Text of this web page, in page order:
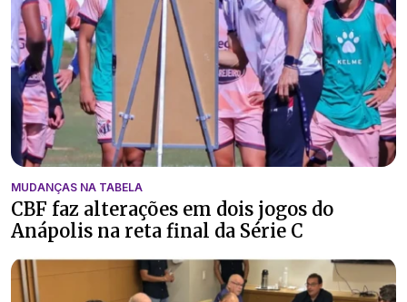
MUDANÇAS NA TABELA
CBF faz alterações em dois jogos do
Anápolis na reta final da Série C